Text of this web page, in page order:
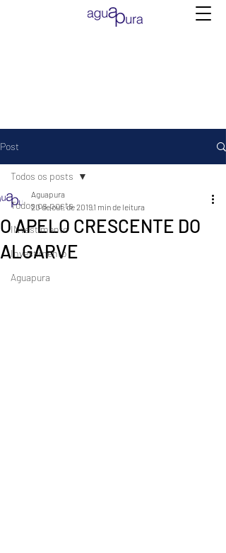
Post
Todos os posts
INvestimento
Investimento
Aguapura
Todos os posts
O APELO CRESCENTE DO
ALGARVE
Aguapura
20 de out. de 20191 min de leitura